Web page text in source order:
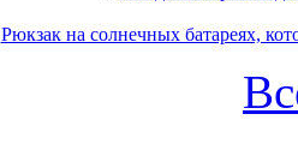
Рюкзак на солнечных батареях,